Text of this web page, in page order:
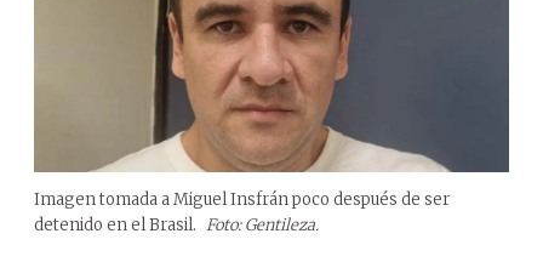
Imagen tomada a Miguel Insfrán poco después de ser
detenido en el Brasil. Foto: Gentileza.